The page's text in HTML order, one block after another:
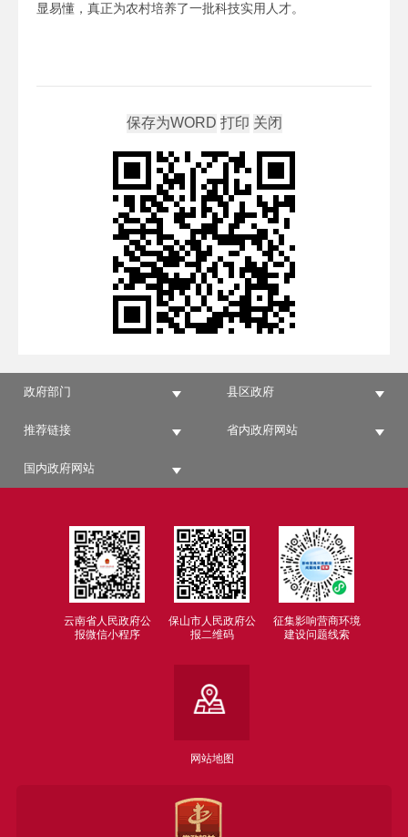
显易懂，真正为农村培养了一批科技实用人才。
政府部门 县区政府
推荐链接 省内政府网站
国内政府网站
云南省人民政府公
报微信小程序
保山市人民政府公
报二维码
征集影响营商环境
建设问题线索
网站地图